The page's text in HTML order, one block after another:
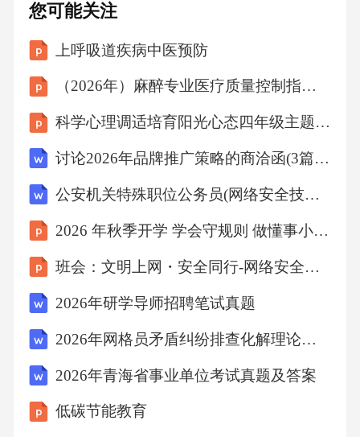
种类，明确可回收物、有害垃圾、湿垃圾、干
垃圾的分类标准。01家长带头示范节能行为，
如关灯、关水龙头、合理使用空调等，为孩子
知识，了解节能的重要性和方法，提高孩子的
节能意识。节能知识学习与孩子一起参加节能
实践活动，如绿色出行、低碳生活等，让孩子
亲身体验节能的乐趣。节能实践活动节能生活
用环保购物袋，减少塑料袋的使用，鼓励孩子
自带购物袋。01选购环保产品在购买过程中，
引导孩子关注产品的环保属性，如是否含有有
害物质、是否可回收等。02避免过度包装引导
孩子避免购买过度包装的商品，选择简单、实
用的包装方式，减少资源浪费。0306环保成果
您可能关注
上呼吸道疾病中医预防
（2026年）麻醉专业医疗质量控制指标课件
科学心理调适培育阳光心态四年级主题班会课件
讨论2026年品牌推广策略的商洽函(3篇范文)
公安机关特殊职位公务员(网络安全技术职位)考前冲刺试题解析及答案(湖北省宜昌市2026年)
2026 年秋季开学 学会守规则 做懂事小萌娃
班会：文明上网・安全同行-网络安全教育主题
2026年研学导师招聘笔试真题
2026年网格员矛盾纠纷排查化解理论知识试题及答案
2026年青海省事业单位考试真题及答案
低碳节能教育